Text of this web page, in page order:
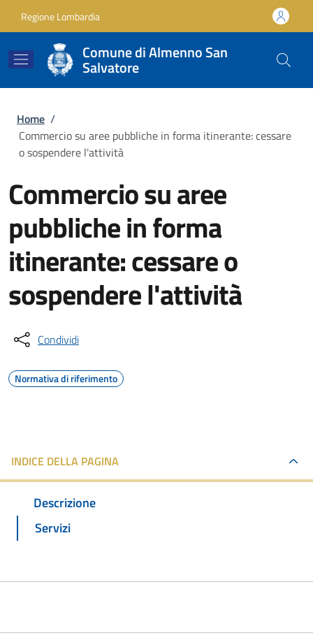
Regione Lombardia
Comune di Almenno San
Salvatore
Briciole di pane
Home /
Commercio su aree pubbliche in forma itinerante: cessare
o sospendere l'attività
Commercio su aree
pubbliche in forma
itinerante: cessare o
sospendere l'attività
Condividi
Normativa di riferimento
INDICE DELLA PAGINA
Descrizione
Servizi